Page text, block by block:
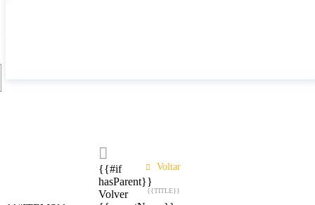

{{#if
hasParent}}
Volver
Voltar
{{TITLE}}